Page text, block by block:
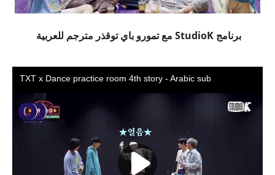
برنامج StudioK مع تمورو باي توقذر مترجم للعربية